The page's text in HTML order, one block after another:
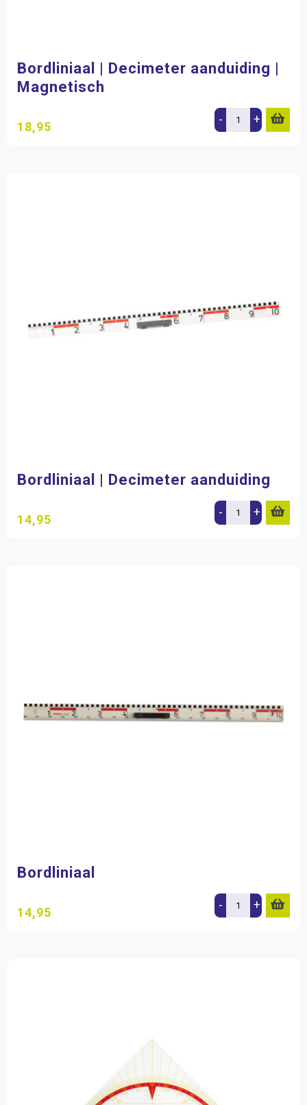
Bordliniaal | Decimeter aanduiding |
Magnetisch
18,95 - +
Bordliniaal | Decimeter aanduiding
14,95 - +
Bordliniaal
14,95 - +